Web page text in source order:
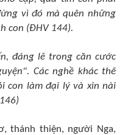
vì đó mà quên những
con (ÐHV 144).
đáng lẽ trong căn cước
Các nghề khác thế
con làm đại lý và xin nài
thánh thiện, người Nga,